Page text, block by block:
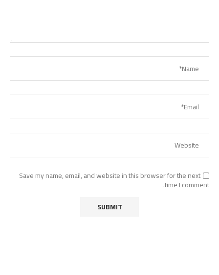
Save my name, email, and website in this browser for the next
time I comment.